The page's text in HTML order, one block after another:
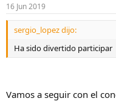
16 Jun 2019
sergio_lopez dijo:
Ha sido divertido participar
Vamos a seguir con el